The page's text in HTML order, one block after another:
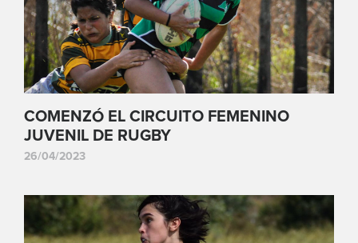
COMENZÓ EL CIRCUITO FEMENINO
JUVENIL DE RUGBY
26/04/2023